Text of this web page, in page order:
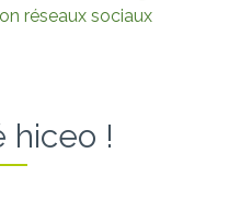
réseaux sociaux
hiceo !